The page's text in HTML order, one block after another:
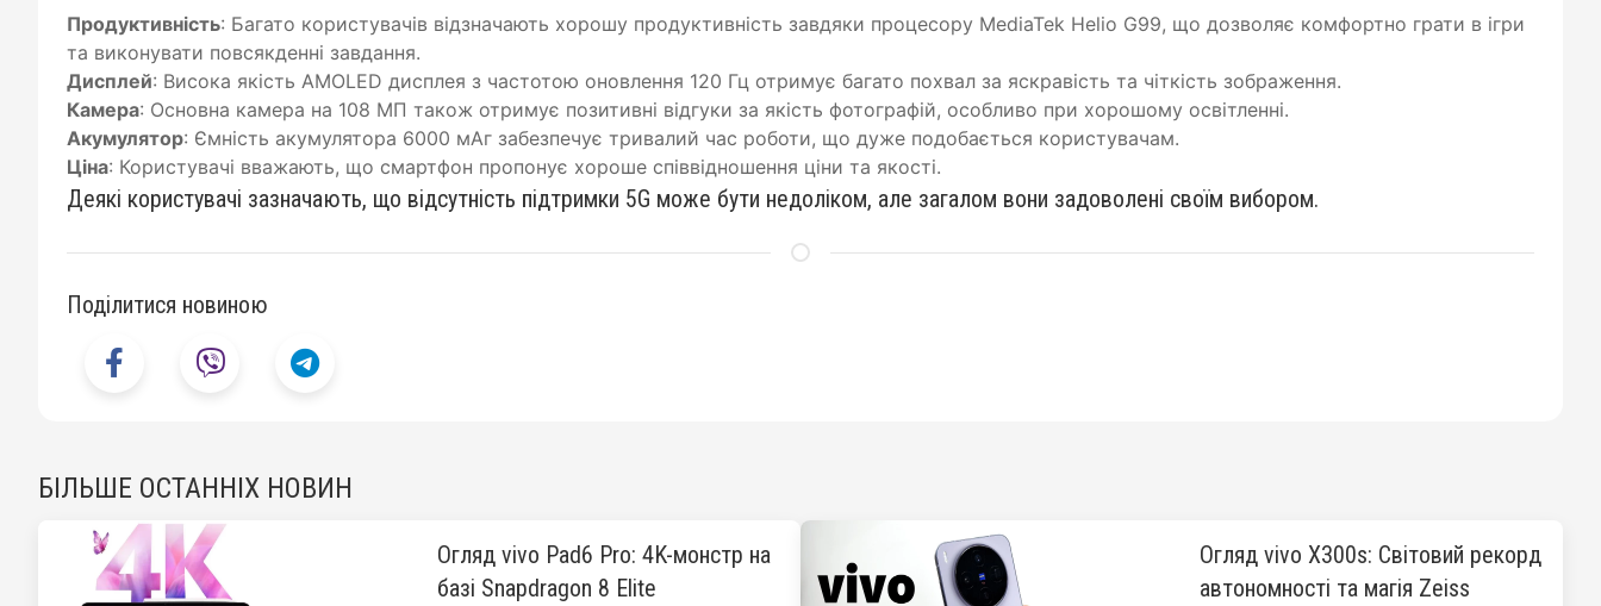
Продуктивність: Багато користувачів відзначають хорошу продуктивність завдяки процесору MediaTek Helio G99, що дозволяє комфортно грати в ігри
та виконувати повсякденні завдання.
Дисплей: Висока якість AMOLED дисплея з частотою оновлення 120 Гц отримує багато похвал за яскравість та чіткість зображення.
Камера: Основна камера на 108 МП також отримує позитивні відгуки за якість фотографій, особливо при хорошому освітленні.
Акумулятор: Ємність акумулятора 6000 мАг забезпечує тривалий час роботи, що дуже подобається користувачам.
Ціна: Користувачі вважають, що смартфон пропонує хороше співвідношення ціни та якості.
Деякі користувачі зазначають, що відсутність підтримки 5G може бути недоліком, але загалом вони задоволені своїм вибором.
Поділитися новиною
БІЛЬШЕ ОСТАННІХ НОВИН
Огляд vivo Pad6 Pro: 4K-монстр на
базі Snapdragon 8 Elite
Огляд vivo X300s: Світовий рекорд
автономності та магія Zeiss